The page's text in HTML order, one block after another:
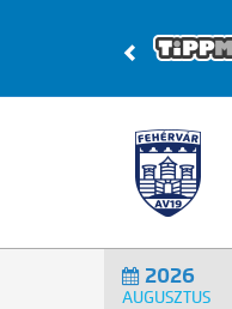
2026
AUGUSZTUS